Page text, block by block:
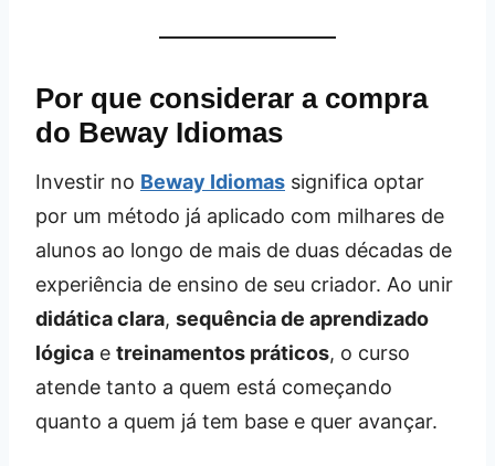
Por que considerar a compra
do Beway Idiomas
Investir no Beway Idiomas significa optar
por um método já aplicado com milhares de
alunos ao longo de mais de duas décadas de
experiência de ensino de seu criador. Ao unir
didática clara, sequência de aprendizado
lógica e treinamentos práticos, o curso
atende tanto a quem está começando
quanto a quem já tem base e quer avançar.